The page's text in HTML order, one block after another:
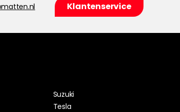
Klantenservice
Suzuki
Tesla